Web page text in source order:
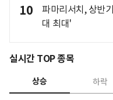
10
파마리서치, 상반
대 최대'
실시간 TOP 종목
상승 하락